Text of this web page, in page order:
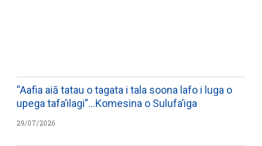
“Aafia aiā tatau o tagata i tala soona lafo i luga o
upega tafa’ilagi”…Komesina o Sulufa’iga
29/07/2026